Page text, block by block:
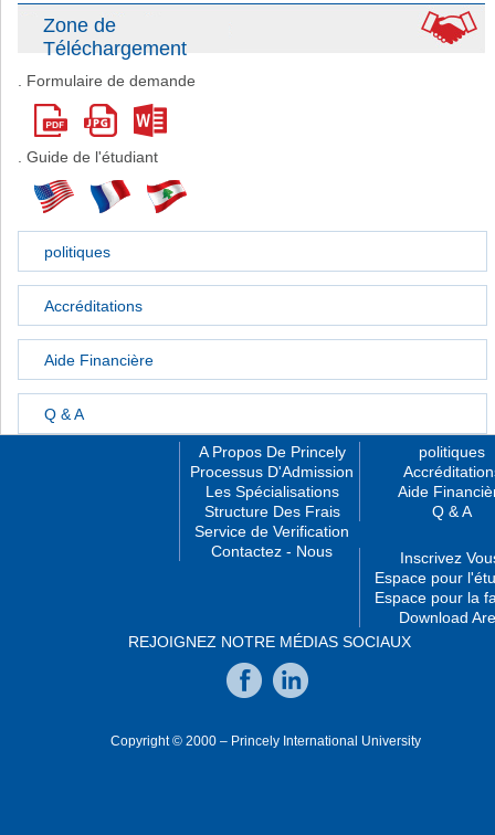
Zone de
Téléchargement
. Formulaire de demande
. Guide de l'étudiant
politiques
Accréditations
Aide Financière
Q & A
A Propos De Princely
Processus D'Admission
Les Spécialisations
Structure Des Frais
Service de Verification
Contactez - Nous
politiques
Aide
Q & A
Inscrivez
Espace pour
Espace pour la
Download
REJOIGNEZ NOTRE MÉDIAS SOCIAUX
Copyright © 2000 – Princely International University